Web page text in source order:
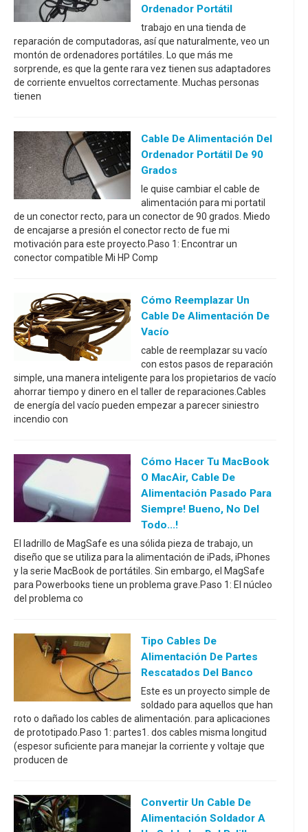
Ordenador Portátil
trabajo en una tienda de
reparación de computadoras, así que naturalmente, veo un
montón de ordenadores portátiles. Lo que más me
sorprende, es que la gente rara vez tienen sus adaptadores
de corriente envueltos correctamente. Muchas personas
tienen
Cable De Alimentación Del
Ordenador Portátil De 90
Grados
le quise cambiar el cable de
alimentación para mi portatil
de un conector recto, para un conector de 90 grados. Miedo
de encajarse a presión el conector recto de fue mi
motivación para este proyecto.Paso 1: Encontrar un
conector compatible Mi HP Comp
Cómo Reemplazar Un
Cable De Alimentación De
Vacío
cable de reemplazar su vacío
con estos pasos de reparación
simple, una manera inteligente para los propietarios de vacío
ahorrar tiempo y dinero en el taller de reparaciones.Cables
de energía del vacío pueden empezar a parecer siniestro
incendio con
Cómo Hacer Tu MacBook
O MacAir, Cable De
Alimentación Pasado Para
Siempre! Bueno, No Del
Todo...!
El ladrillo de MagSafe es una sólida pieza de trabajo, un
diseño que se utiliza para la alimentación de iPads, iPhones
y la serie MacBook de portátiles. Sin embargo, el MagSafe
para Powerbooks tiene un problema grave.Paso 1: El núcleo
del problema co
Tipo Cables De
Alimentación De Partes
Rescatados Del Banco
Este es un proyecto simple de
soldado para aquellos que han
roto o dañado los cables de alimentación. para aplicaciones
de prototipado.Paso 1: partes1. dos cables misma longitud
(espesor suficiente para manejar la corriente y voltaje que
producen de
Convertir Un Cable De
Alimentación Soldador A